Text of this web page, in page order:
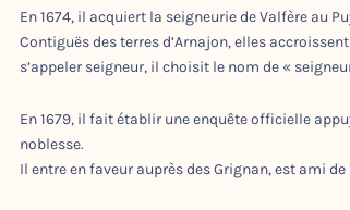
En 1674, il acquiert la seigneurie de Valfère au
Contiguës des terres d’Arnajon, elles
s’appeler seigneur, il choisit le nom de «
En 1679, il fait établir une enquête officielle
noblesse.
Il entre en faveur auprès des Grignan, est ami